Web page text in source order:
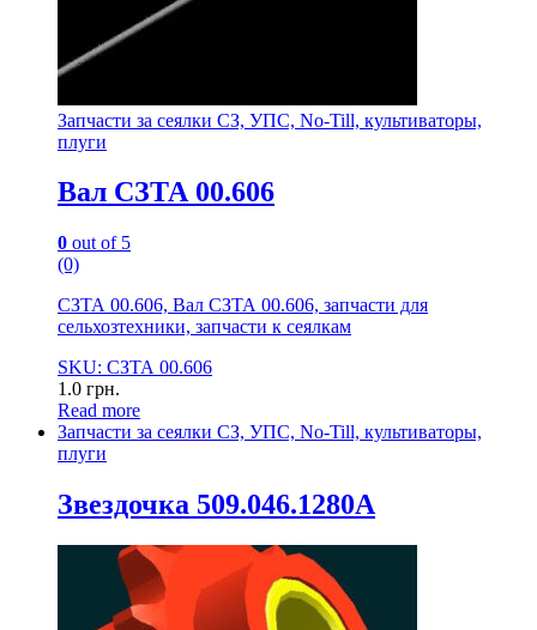
Запчасти за сеялки СЗ, УПС, No-Till, культиваторы,
плуги
Вал СЗТА 00.606
0 out of 5
(0)
СЗТА 00.606, Вал СЗТА 00.606, запчасти для
сельхозтехники, запчасти к сеялкам
SKU: СЗТА 00.606
1.0 грн.
Read more
Запчасти за сеялки СЗ, УПС, No-Till, культиваторы,
плуги
Звездочка 509.046.1280А